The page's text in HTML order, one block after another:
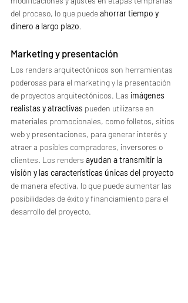
del proceso, lo que puede ahorrar tiempo y
dinero a largo plazo.
Marketing y presentación
Los renders arquitectónicos son herramientas
poderosas para el marketing y la presentación
de proyectos arquitectónicos. Las imágenes
realistas y atractivas pueden utilizarse en
materiales promocionales, como folletos, sitios
web y presentaciones, para generar interés y
atraer a posibles compradores, inversores o
clientes. Los renders ayudan a transmitir la
visión y las características únicas del proyecto
de manera efectiva, lo que puede aumentar las
posibilidades de éxito y financiamiento para el
desarrollo del proyecto.